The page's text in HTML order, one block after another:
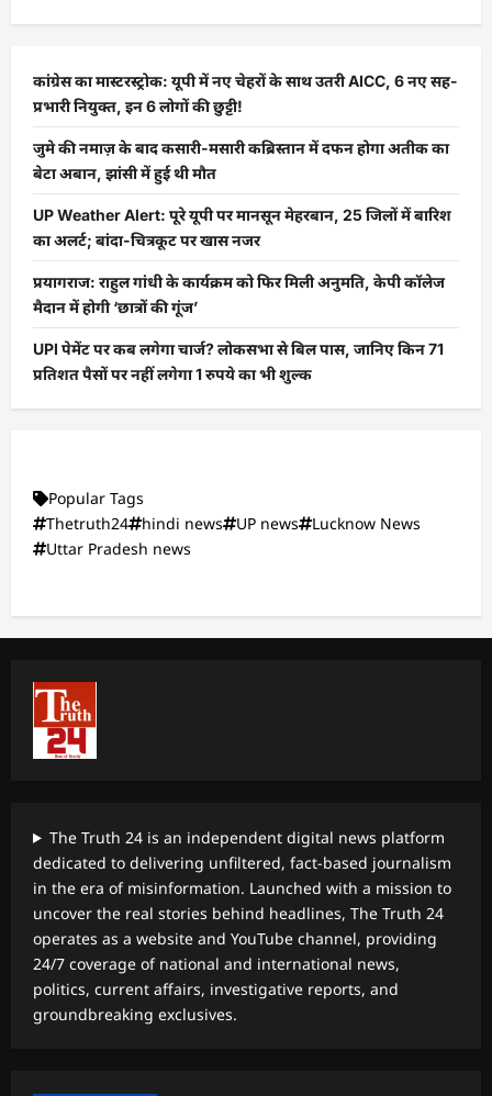
कांग्रेस का मास्टरस्ट्रोक: यूपी में नए चेहरों के साथ उतरी AICC, 6 नए सह-
प्रभारी नियुक्त, इन 6 लोगों की छुट्टी!
जुमे की नमाज़ के बाद कसारी-मसारी कब्रिस्तान में दफन होगा अतीक का
बेटा अबान, झांसी में हुई थी मौत
UP Weather Alert: पूरे यूपी पर मानसून मेहरबान, 25 जिलों में बारिश
का अलर्ट; बांदा-चित्रकूट पर खास नजर
प्रयागराज: राहुल गांधी के कार्यक्रम को फिर मिली अनुमति, केपी कॉलेज
मैदान में होगी ‘छात्रों की गूंज’
UPI पेमेंट पर कब लगेगा चार्ज? लोकसभा से बिल पास, जानिए किन 71
प्रतिशत पैसों पर नहीं लगेगा 1 रुपये का भी शुल्क
Popular Tags
Thetruth24
hindi news UP news
Lucknow News
Uttar Pradesh news
The Truth 24 is an independent digital news platform
dedicated to delivering unfiltered, fact-based journalism
in the era of misinformation. Launched with a mission to
uncover the real stories behind headlines, The Truth 24
operates as a website and YouTube channel, providing
24/7 coverage of national and international news,
politics, current affairs, investigative reports, and
groundbreaking exclusives.